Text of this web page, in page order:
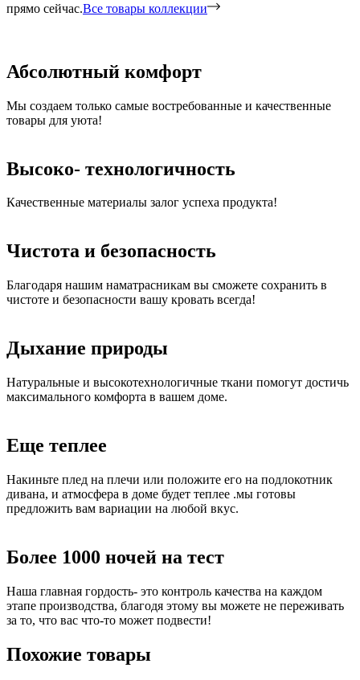
прямо сейчас.Все товары коллекции
Абсолютный комфорт
Мы создаем только самые востребованные и качественные
товары для уюта!
Высоко- технологичность
Качественные материалы залог успеха продукта!
Чистота и безопасность
Благодаря нашим наматрасникам вы сможете сохранить в
чистоте и безопасности вашу кровать всегда!
Дыхание природы
Натуральные и высокотехнологичные ткани помогут достичь
максимального комфорта в вашем доме.
Еще теплее
Накиньте плед на плечи или положите его на подлокотник
дивана, и атмосфера в доме будет теплее .мы готовы
предложить вам вариации на любой вкус.
Более 1000 ночей на тест
Наша главная гордость- это контроль качества на каждом
этапе производства, благодя этому вы можете не переживать
за то, что вас что-то может подвести!
Похожие товары